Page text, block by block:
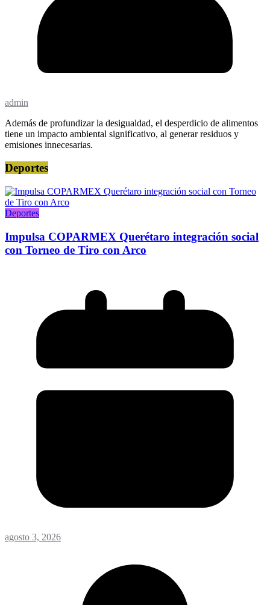
admin
Además de profundizar la desigualdad, el desperdicio de alimentos
tiene un impacto ambiental significativo, al generar residuos y
emisiones innecesarias.
Deportes
Deportes
Impulsa COPARMEX Querétaro integración social
con Torneo de Tiro con Arco
agosto 3, 2026